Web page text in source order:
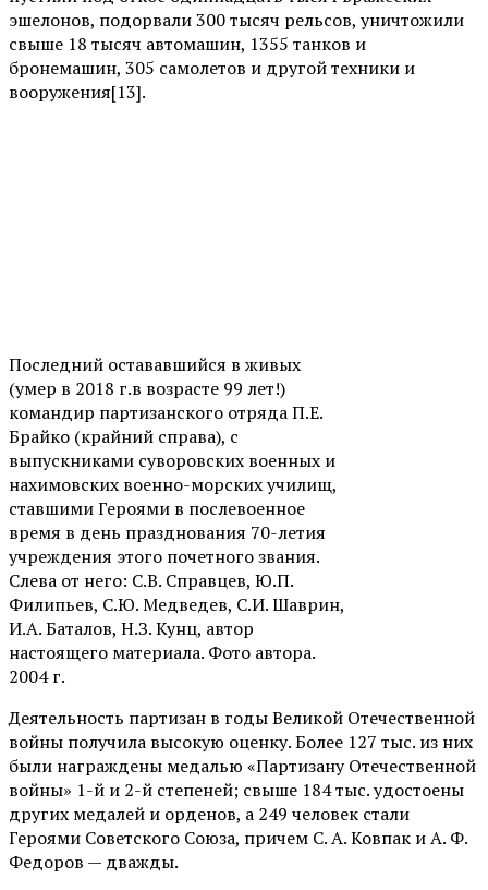
эшелонов, подорвали 300 тысяч рельсов, уничтожили
свыше 18 тысяч автомашин, 1355 танков и
бронемашин, 305 самолетов и другой техники и
вооружения[13].
Последний остававшийся в живых
(умер в 2018 г.в возрасте 99 лет!)
командир партизанского отряда П.Е.
Брайко (крайний справа), с
выпускниками суворовских военных и
нахимовских военно-морских училищ,
ставшими Героями в послевоенное
время в день празднования 70-летия
учреждения этого почетного звания.
Слева от него: С.В. Справцев, Ю.П.
Филипьев, С.Ю. Медведев, С.И. Шаврин,
И.А. Баталов, Н.З. Кунц, автор
настоящего материала. Фото автора.
2004 г.
Деятельность партизан в годы Великой Отечественной
войны получила высокую оценку. Более 127 тыс. из них
были награждены медалью «Партизану Отечественной
войны» 1-й и 2-й степеней; свыше 184 тыс. удостоены
других медалей и орденов, а 249 человек стали
Героями Советского Союза, причем С. А. Ковпак и А. Ф.
Федоров — дважды.